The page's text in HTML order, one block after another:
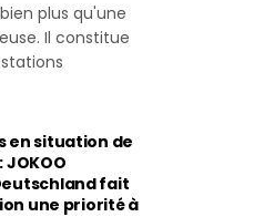
plus qu'une
Il constitue
en situation de
fait
une priorité à